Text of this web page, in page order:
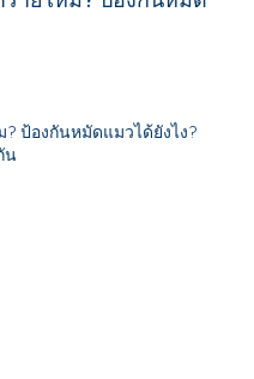
ป้องกันหมัดแมวได้ยังไง?
น